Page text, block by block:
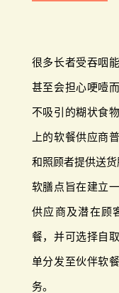
很多长者受吞咽
甚至会担心哽噎
不吸引的糊状食
上的软餐供应商
和照顾者提供送货
软膳点旨在建立
供应商及潜在顾
餐，并可选择自
单分发至伙伴软
务。